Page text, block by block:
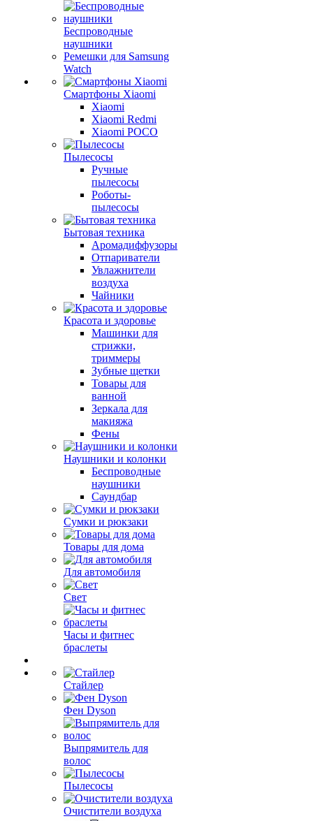
Беспроводные
наушники
Ремешки для Samsung
Watch
Смартфоны Xiaomi
Xiaomi
Xiaomi Redmi
Xiaomi POCO
Пылесосы
Ручные
пылесосы
Роботы-
пылесосы
Бытовая техника
Аромадиффузоры
Отпариватели
Увлажнители
воздуха
Чайники
Красота и здоровье
Машинки для
стрижки,
триммеры
Зубные щетки
Товары для
ванной
Зеркала для
макияжа
Фены
Наушники и колонки
Беспроводные
наушники
Саундбар
Сумки и рюкзаки
Товары для дома
Для автомобиля
Свет
Часы и фитнес
браслеты
Стайлер
Фен Dyson
Выпрямитель для
волос
Пылесосы
Очистители воздуха